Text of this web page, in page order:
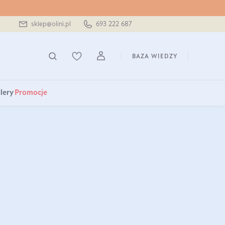
sklep@olini.pl 693 222 687
BAZA WIEDZY
Promocje